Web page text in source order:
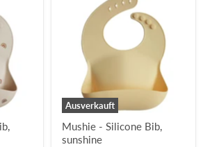
Ausverkauft
Mushie - Silicone Bib,
sunshine